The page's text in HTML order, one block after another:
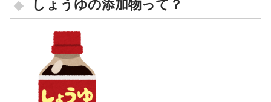
しょうゆの添加物って？